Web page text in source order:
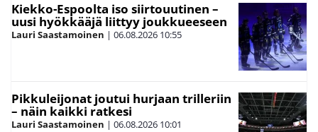
Kiekko-Espoolta iso siirtouutinen –
uusi hyökkääjä liittyy joukkueeseen
Lauri Saastamoinen | 06.08.2026 10:55
Pikkuleijonat joutui hurjaan trilleriin
– näin kaikki ratkesi
Lauri Saastamoinen | 06.08.2026 10:01